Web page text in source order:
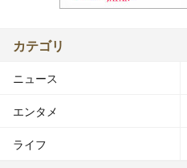
カテゴリ
ニュース
エンタメ
ライフ